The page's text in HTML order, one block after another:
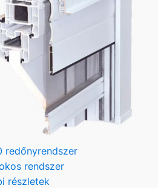
redőnyrendszer
rendszer
részletek